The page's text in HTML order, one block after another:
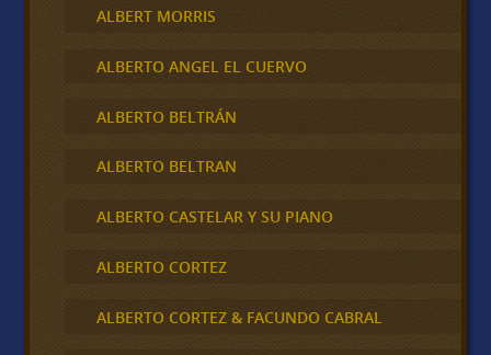
ALBERT MORRIS
ALBERTO ANGEL EL CUERVO
ALBERTO BELTRÁN
ALBERTO BELTRAN
ALBERTO CASTELAR Y SU PIANO
ALBERTO CORTEZ
ALBERTO CORTEZ & FACUNDO CABRAL